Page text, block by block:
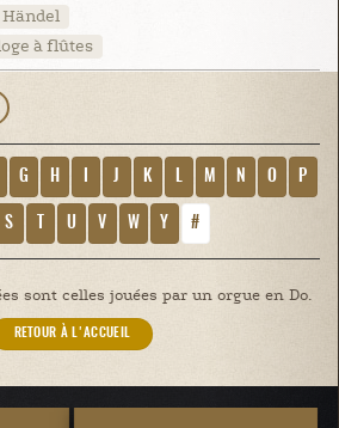
Händel
à flûtes
G H J K M N O P
S U V W Y #
sont celles jouées par un orgue en Do.
RETOUR À L'ACCUEIL